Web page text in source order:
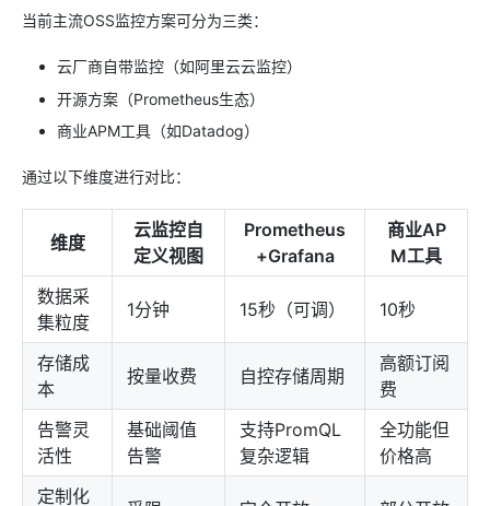
当前主流OSS监控方案可分为三类：
云厂商自带监控（如阿里云云监控）
开源方案（Prometheus生态）
商业APM工具（如Datadog）
通过以下维度进行对比：
维度
云监控自
定义视图
Prometheus
+Grafana
商业AP
M工具
数据采
集粒度
1分钟 15秒（可调） 10秒
存储成
本
按量收费 自控存储周期
高额订阅
费
告警灵
活性
基础阈值
告警
支持PromQL
复杂逻辑
全功能但
价格高
定制化